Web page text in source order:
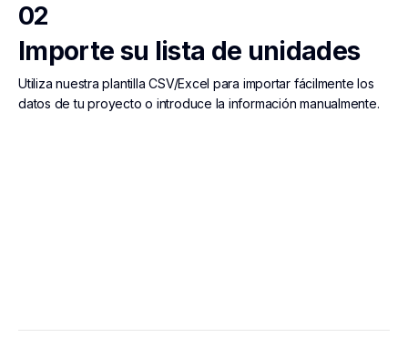
02
Importe su lista de unidades
Utiliza nuestra plantilla CSV/Excel para importar fácilmente los
datos de tu proyecto o introduce la información manualmente.